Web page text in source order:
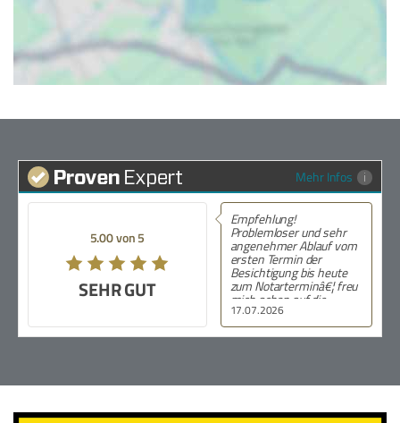
Mehr Infos
5.00 von 5
SEHR GUT
17.07.2026
Empfehlung!
Problemloser und sehr
angenehmer Ablauf vom
ersten Termin der
Besichtigung bis heute
zum Notarterminâ€¦ freu
mich schon auf die
SchlÃ¼sselÃ¼bergabe.
Ganz groÃŸes
DankeschÃ¶n an Frau